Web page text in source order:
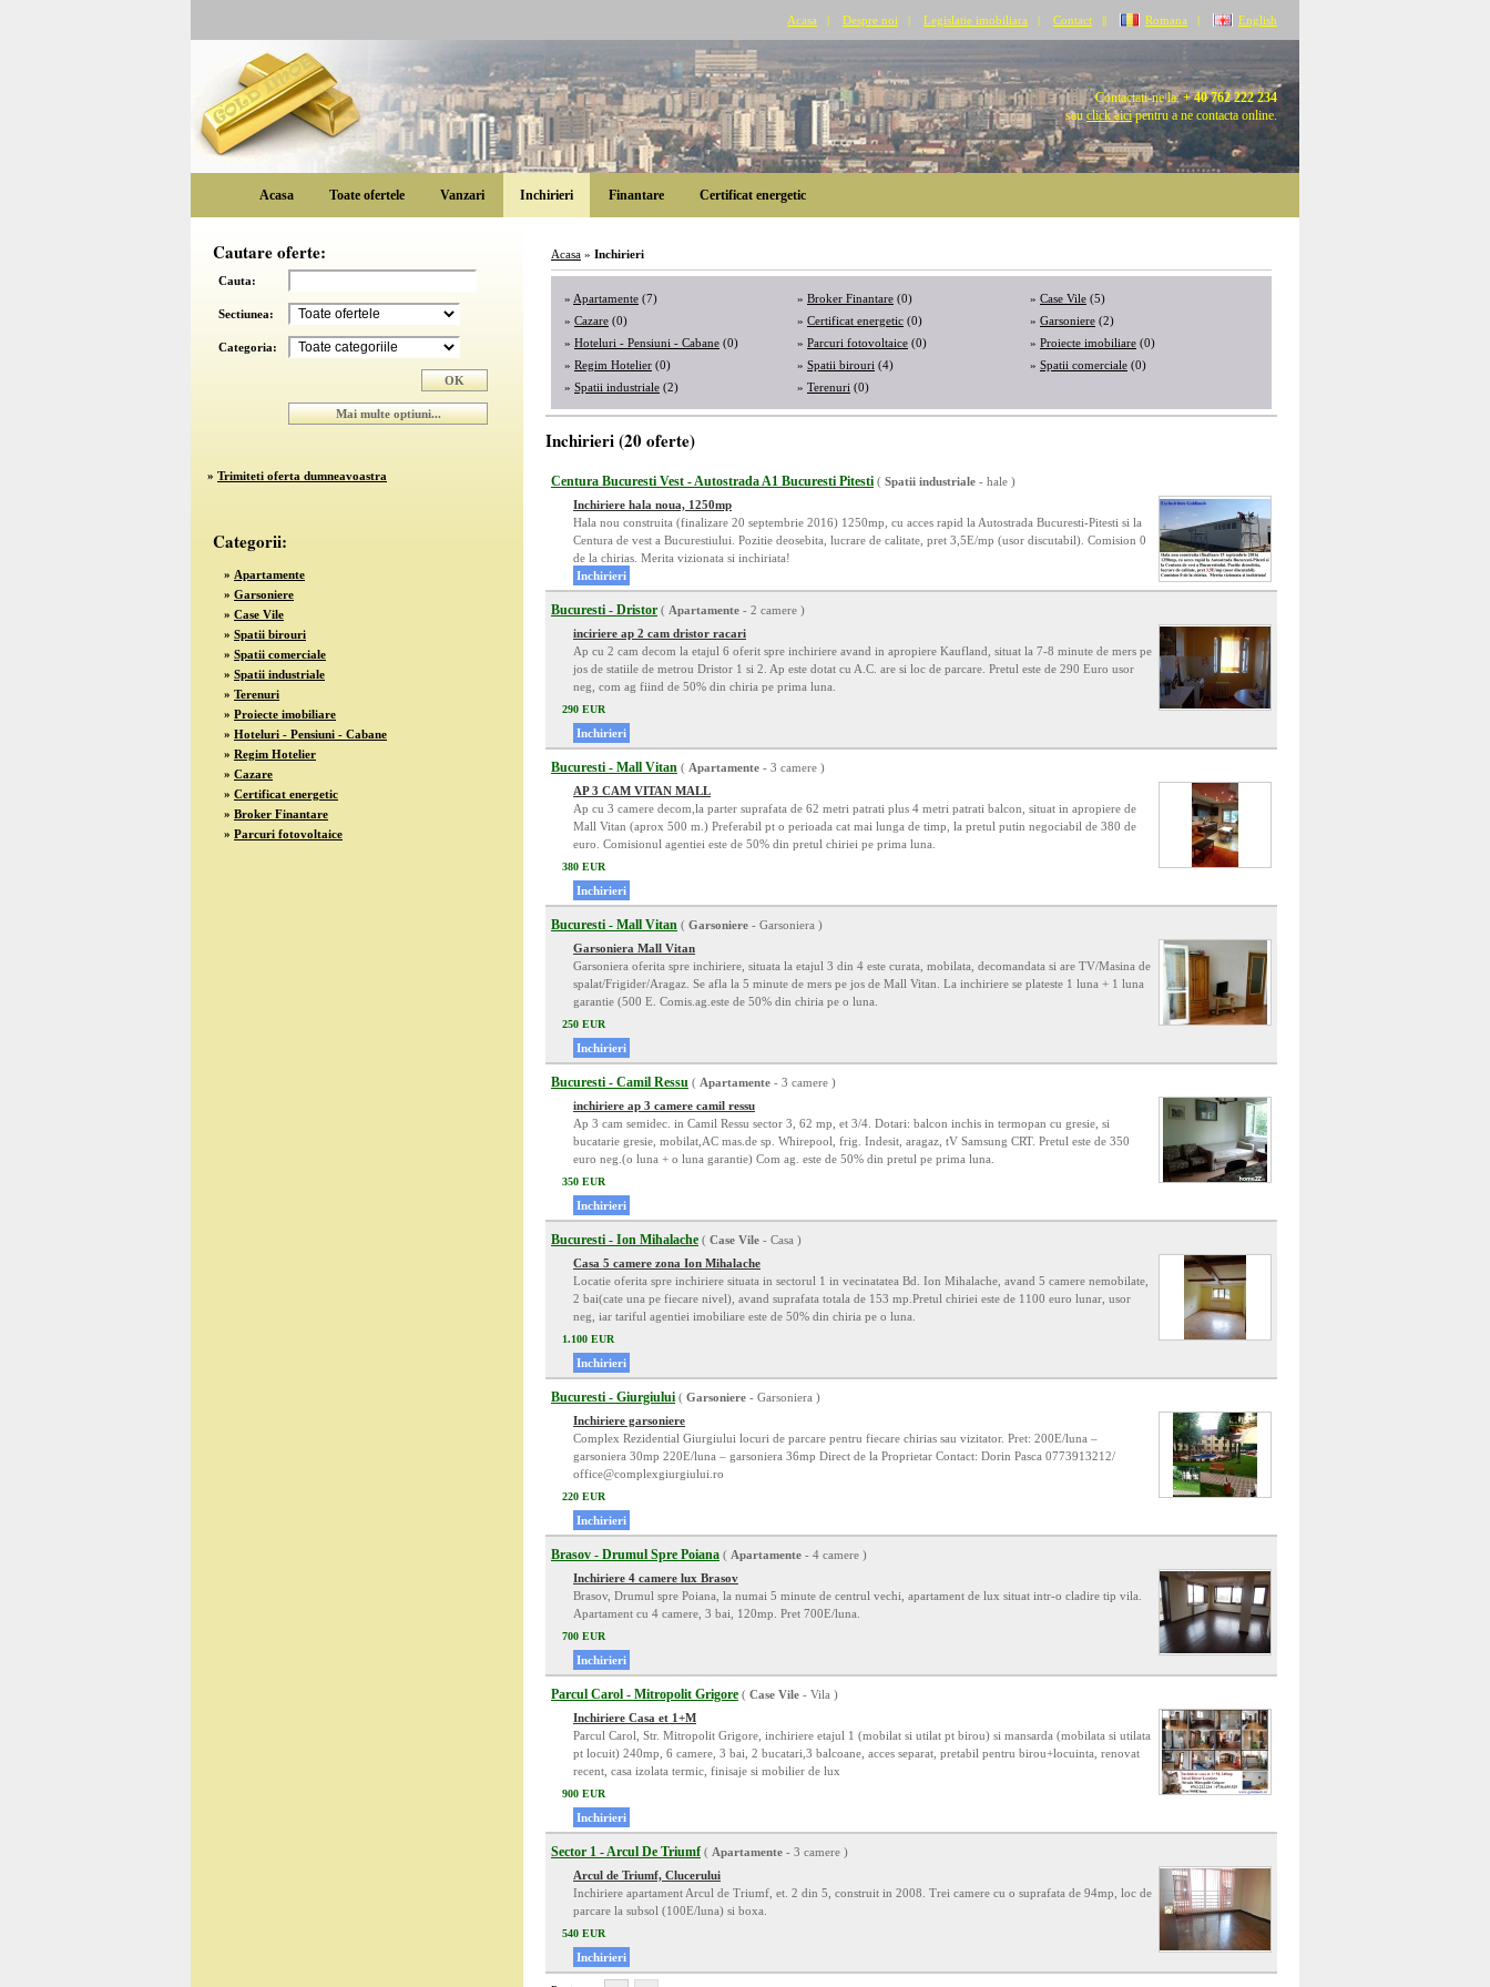
Acasa | Despre noi | Legislatie imobiliara | Contact || Romana | English
Contactati-ne la:+ 40 762 222 234
sauclick aicipentru a ne contacta online.
Acasa Toate ofertele Vanzari Inchirieri Finantare Certificat energetic
Cautare oferte:
Cauta:
Sectiunea:
Categoria:
» Trimiteti oferta dumneavoastra
Categorii:
» Apartamente
» Garsoniere
» Case Vile
» Spatii birouri
» Spatii comerciale
» Spatii industriale
» Terenuri
» Proiecte imobiliare
» Hoteluri - Pensiuni - Cabane
» Regim Hotelier
» Cazare
» Certificat energetic
» Broker Finantare
» Parcuri fotovoltaice
Acasa » Inchirieri
» Apartamente (7) » Broker Finantare (0) » Case Vile (5)
» Cazare (0) » Certificat energetic (0) » Garsoniere (2)
» Hoteluri - Pensiuni - Cabane (0) » Parcuri fotovoltaice (0) » Proiecte imobiliare (0)
» Regim Hotelier (0) » Spatii birouri (4) » Spatii comerciale (0)
» Spatii industriale (2) » Terenuri (0)
Inchirieri (20 oferte)
Centura Bucuresti Vest - Autostrada A1 Bucuresti Pitesti ( Spatii industriale - hale )
Inchiriere hala noua, 1250mp
Hala nou construita (finalizare 20 septembrie 2016) 1250mp, cu acces rapid la Autostrada Bucuresti-Pitesti si la
Centura de vest a Bucurestiului. Pozitie deosebita, lucrare de calitate, pret 3,5E/mp (usor discutabil). Comision 0
de la chirias. Merita vizionata si inchiriata!
Inchirieri
Bucuresti - Dristor ( Apartamente - 2 camere )
inciriere ap 2 cam dristor racari
Ap cu 2 cam decom la etajul 6 oferit spre inchiriere avand in apropiere Kaufland, situat la 7-8 minute de mers pe
jos de statiile de metrou Dristor 1 si 2. Ap este dotat cu A.C. are si loc de parcare. Pretul este de 290 Euro usor
neg, com ag fiind de 50% din chiria pe prima luna.
290 EUR
Inchirieri
Bucuresti - Mall Vitan ( Apartamente - 3 camere )
AP 3 CAM VITAN MALL
Ap cu 3 camere decom,la parter suprafata de 62 metri patrati plus 4 metri patrati balcon, situat in apropiere de
Mall Vitan (aprox 500 m.) Preferabil pt o perioada cat mai lunga de timp, la pretul putin negociabil de 380 de
euro. Comisionul agentiei este de 50% din pretul chiriei pe prima luna.
380 EUR
Inchirieri
Bucuresti - Mall Vitan ( Garsoniere - Garsoniera )
Garsoniera Mall Vitan
Garsoniera oferita spre inchiriere, situata la etajul 3 din 4 este curata, mobilata, decomandata si are TV/Masina de
spalat/Frigider/Aragaz. Se afla la 5 minute de mers pe jos de Mall Vitan. La inchiriere se plateste 1 luna + 1 luna
garantie (500 E. Comis.ag.este de 50% din chiria pe o luna.
250 EUR
Inchirieri
Bucuresti - Camil Ressu ( Apartamente - 3 camere )
inchiriere ap 3 camere camil ressu
Ap 3 cam semidec. in Camil Ressu sector 3, 62 mp, et 3/4. Dotari: balcon inchis in termopan cu gresie, si
bucatarie gresie, mobilat,AC mas.de sp. Whirepool, frig. Indesit, aragaz, tV Samsung CRT. Pretul este de 350
euro neg.(o luna + o luna garantie) Com ag. este de 50% din pretul pe prima luna.
350 EUR
Inchirieri
Bucuresti - Ion Mihalache ( Case Vile - Casa )
Casa 5 camere zona Ion Mihalache
Locatie oferita spre inchiriere situata in sectorul 1 in vecinatatea Bd. Ion Mihalache, avand 5 camere nemobilate,
2 bai(cate una pe fiecare nivel), avand suprafata totala de 153 mp.Pretul chiriei este de 1100 euro lunar, usor
neg, iar tariful agentiei imobiliare este de 50% din chiria pe o luna.
1.100 EUR
Inchirieri
Bucuresti - Giurgiului ( Garsoniere - Garsoniera )
Inchiriere garsoniere
Complex Rezidential Giurgiului locuri de parcare pentru fiecare chirias sau vizitator. Pret: 200E/luna –
garsoniera 30mp 220E/luna – garsoniera 36mp Direct de la Proprietar Contact: Dorin Pasca 0773913212/
office@complexgiurgiului.ro
220 EUR
Inchirieri
Brasov - Drumul Spre Poiana ( Apartamente - 4 camere )
Inchiriere 4 camere lux Brasov
Brasov, Drumul spre Poiana, la numai 5 minute de centrul vechi, apartament de lux situat intr-o cladire tip vila.
Apartament cu 4 camere, 3 bai, 120mp. Pret 700E/luna.
700 EUR
Inchirieri
Parcul Carol - Mitropolit Grigore ( Case Vile - Vila )
Inchiriere Casa et 1+M
Parcul Carol, Str. Mitropolit Grigore, inchiriere etajul 1 (mobilat si utilat pt birou) si mansarda (mobilata si utilata
pt locuit) 240mp, 6 camere, 3 bai, 2 bucatari,3 balcoane, acces separat, pretabil pentru birou+locuinta, renovat
recent, casa izolata termic, finisaje si mobilier de lux
900 EUR
Inchirieri
Sector 1 - Arcul De Triumf ( Apartamente - 3 camere )
Arcul de Triumf, Clucerului
Inchiriere apartament Arcul de Triumf, et. 2 din 5, construit in 2008. Trei camere cu o suprafata de 94mp, loc de
parcare la subsol (100E/luna) si boxa.
540 EUR
Inchirieri